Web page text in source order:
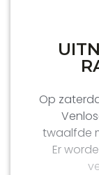
Op
twaalfde
Er